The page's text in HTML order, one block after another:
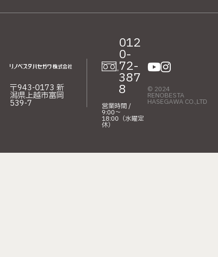
〒943-0173 新
潟県上越市富岡
539-7
012
0-
72-
387
8
営業時間 /
9:00〜
18:00（水曜定
休）
© 2024
RENOBESTA
HASEGAWA CO.,LTD